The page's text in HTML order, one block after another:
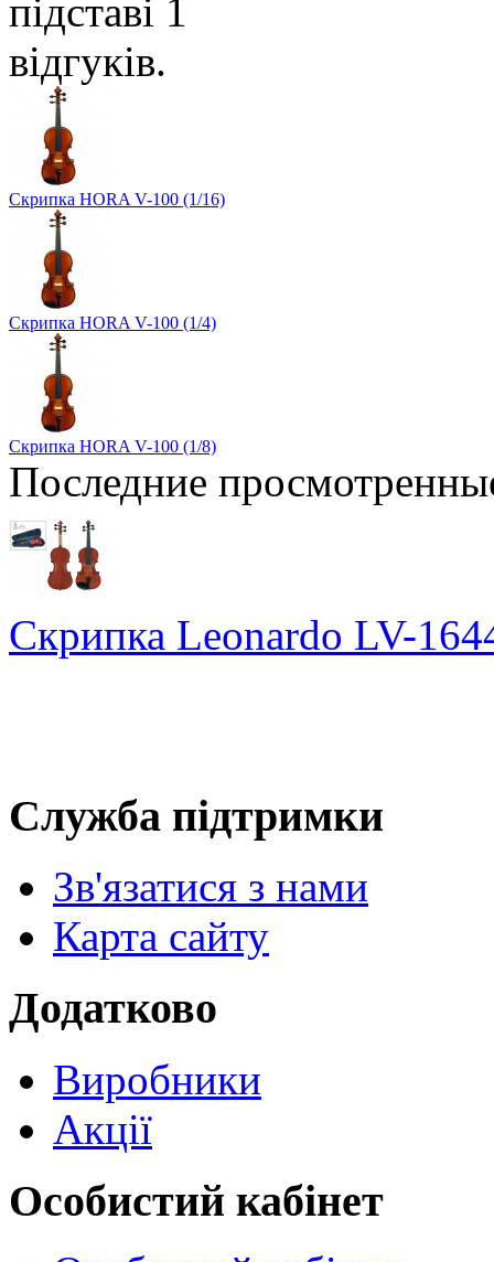
Скрипка HORA V-100 (1/16)
Скрипка HORA V-100 (1/4)
Скрипка HORA V-100 (1/8)
Последние
Скрипка Leonardo LV-
Служба підтримки
Зв'язатися з нами
Карта сайту
Додатково
Виробники
Акції
Особистий кабінет